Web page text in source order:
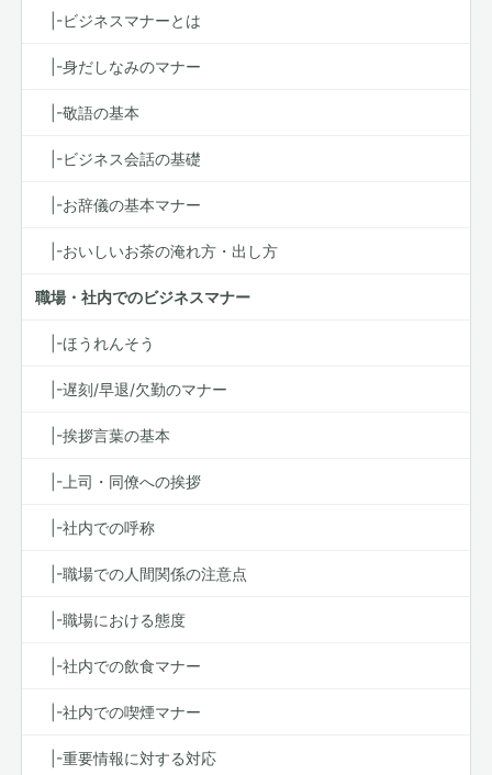
|-ビジネスマナーとは
|-身だしなみのマナー
|-敬語の基本
|-ビジネス会話の基礎
|-お辞儀の基本マナー
|-おいしいお茶の淹れ方・出し方
職場・社内でのビジネスマナー
|-ほうれんそう
|-遅刻/早退/欠勤のマナー
|-挨拶言葉の基本
|-上司・同僚への挨拶
|-社内での呼称
|-職場での人間関係の注意点
|-職場における態度
|-社内での飲食マナー
|-社内での喫煙マナー
|-重要情報に対する対応